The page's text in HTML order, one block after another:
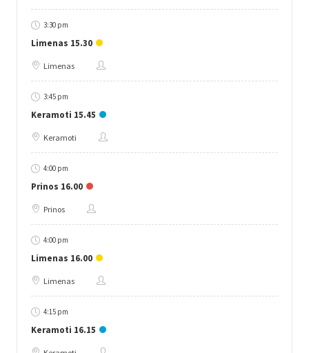
3:30 pm
Limenas 15.30
Limenas
3:45 pm
Keramoti 15.45
Keramoti
4:00 pm
Prinos 16.00
Prinos
4:00 pm
Limenas 16.00
Limenas
4:15 pm
Keramoti 16.15